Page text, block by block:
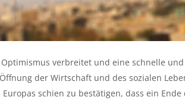
verbreitet und eine schnelle
der Wirtschaft und des sozialen
schien zu bestätigen, dass ein